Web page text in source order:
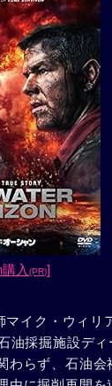
購入(PR)]
マイク・ウィ
油採掘施設デ
わらず、石油